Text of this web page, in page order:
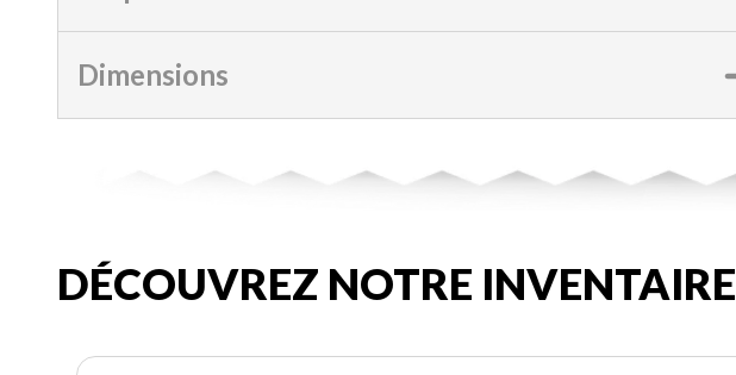
Dimensions
DÉCOUVREZ NOTRE INVENTAIRE